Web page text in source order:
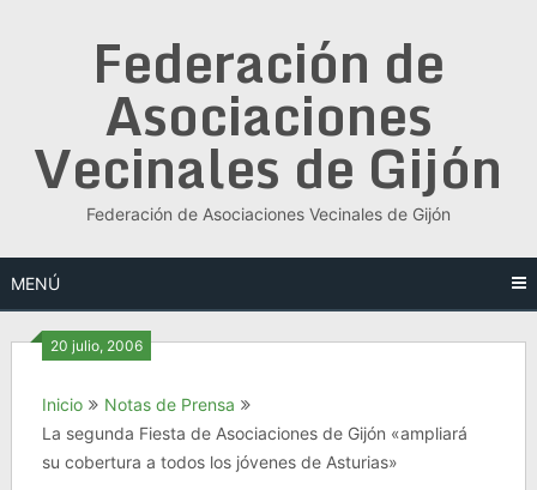
Federación de
Asociaciones
Vecinales de Gijón
Federación de Asociaciones Vecinales de Gijón
MENÚ
20 julio, 2006
Inicio
Notas de Prensa
La segunda Fiesta de Asociaciones de Gijón «ampliará
su cobertura a todos los jóvenes de Asturias»